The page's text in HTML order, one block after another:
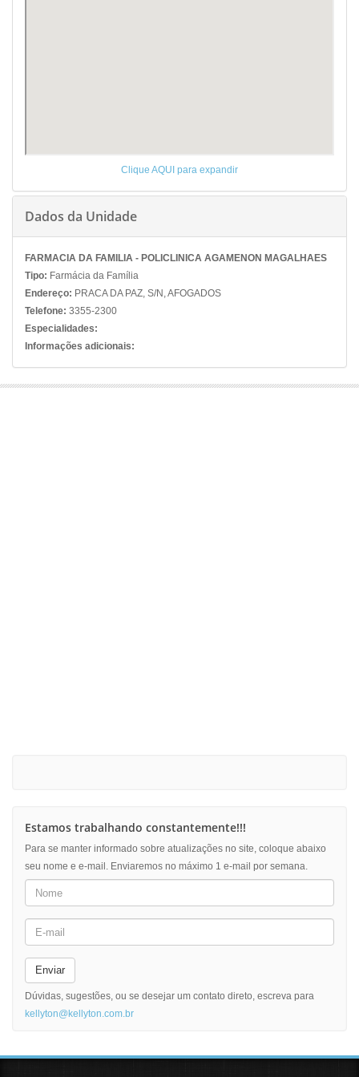
Clique AQUI para expandir
Dados da Unidade
FARMACIA DA FAMILIA - POLICLINICA AGAMENON MAGALHAES
Tipo: Farmácia da Família
Endereço: PRACA DA PAZ, S/N, AFOGADOS
Telefone: 3355-2300
Especialidades:
Informações adicionais:
Estamos trabalhando constantemente!!!
Para se manter informado sobre atualizações no site, coloque abaixo
seu nome e e-mail. Enviaremos no máximo 1 e-mail por semana.
Enviar
Dúvidas, sugestões, ou se desejar um contato direto, escreva para
kellyton@kellyton.com.br